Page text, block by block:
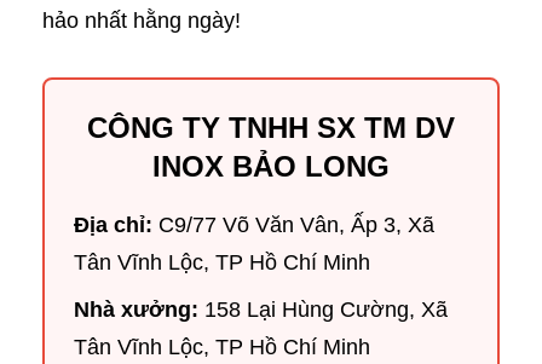
hảo nhất hằng ngày!
CÔNG TY TNHH SX TM DV
INOX BẢO LONG
Địa chỉ: C9/77 Võ Văn Vân, Ấp 3, Xã
Tân Vĩnh Lộc, TP Hồ Chí Minh
Nhà xưởng: 158 Lại Hùng Cường, Xã
Tân Vĩnh Lộc, TP Hồ Chí Minh